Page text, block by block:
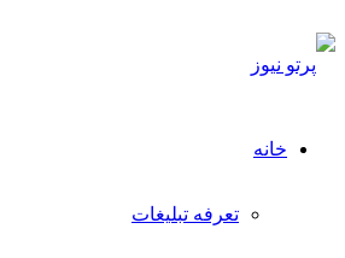
خانه
تعرفه تبلیغات